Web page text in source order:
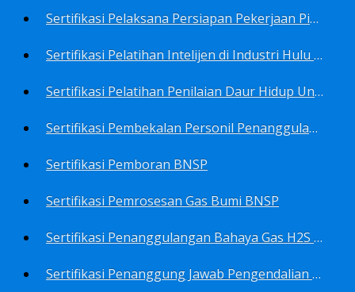
Sertifikasi Pelaksana Persiapan Pekerjaan Pims BNSP
Sertifikasi Pelatihan Intelijen di Industri Hulu Minyak dan Gas Bumi BNSP
Sertifikasi Pelatihan Penilaian Daur Hidup Untuk PROPER (Life Cycle Asssment) BNSP
Sertifikasi Pembekalan Personil Penanggulangan Pencemaran Tingkat On-Scene Commander (IMO Level 2) BNSP
Sertifikasi Pemboran BNSP
Sertifikasi Pemrosesan Gas Bumi BNSP
Sertifikasi Penanggulangan Bahaya Gas H2S BNSP
Sertifikasi Penanggung Jawab Pengendalian Pencemaran Udara BNSP